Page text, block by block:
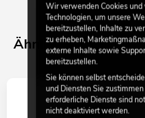
Ähnliche Produkte
Wir verwenden Cookies und
Technologien, um unsere
bereitzustellen, Inhalte zu
zu erheben,
externe Inhalte sowie
bereitzustellen.
Sie können selbst
und Diensten Sie
erforderliche Dienste sind
nicht deaktiviert werden.